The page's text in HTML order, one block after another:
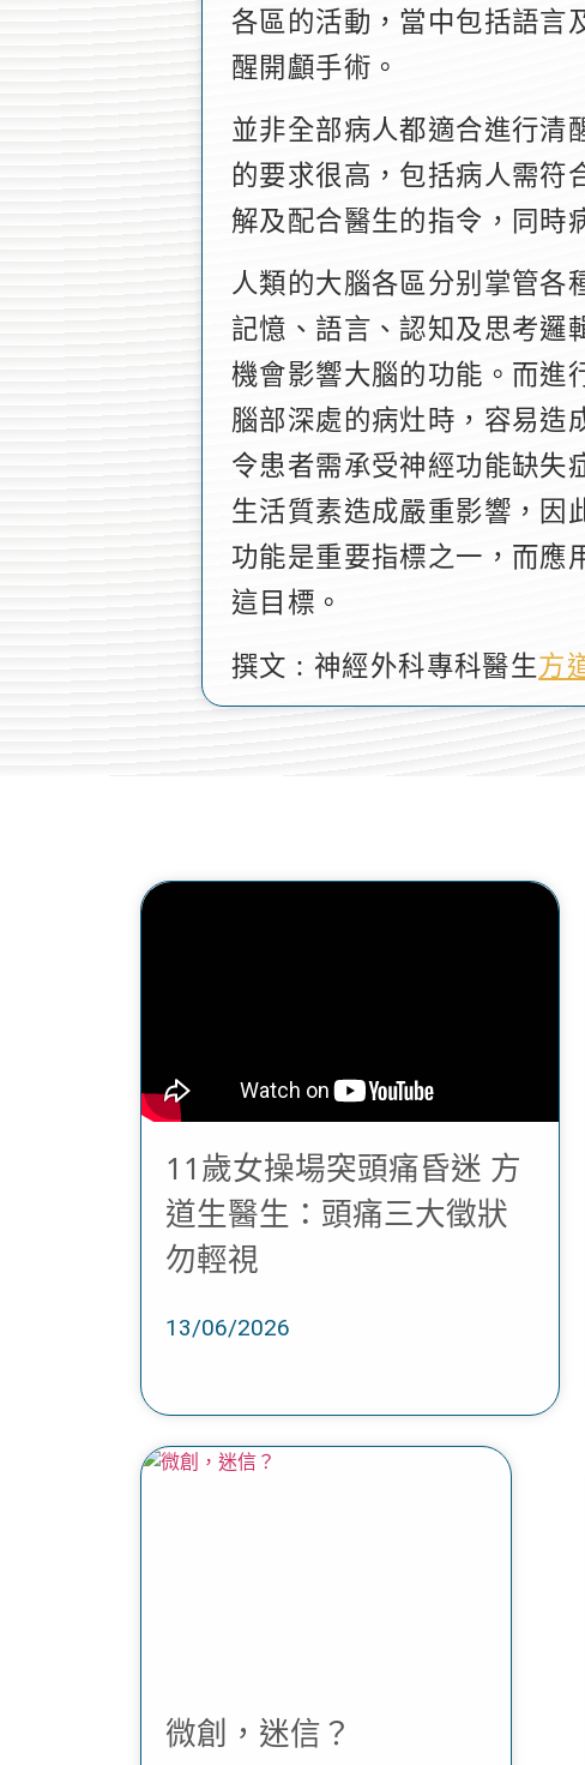
各區的活動，當中包括語言
醒開顱手術。
並非全部病人都適合進行清
的要求很高，包括病人需符
解及配合醫生的指令，同時
人類的大腦各區分别掌管各
記憶、語言、認知及思考邏
機會影響大腦的功能。而進
腦部深處的病灶時，容易造
令患者需承受神經功能缺失
生活質素造成嚴重影響，因
功能是重要指標之一，而應
這目標。
撰文 : 神經外科專科醫生方
11歲女操場突頭痛昏迷 方
道生醫生：頭痛三大徵狀
勿輕視
13/06/2026
微創，迷信？